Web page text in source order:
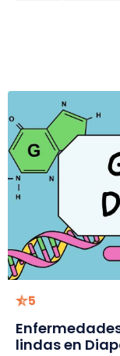
5
lindas en